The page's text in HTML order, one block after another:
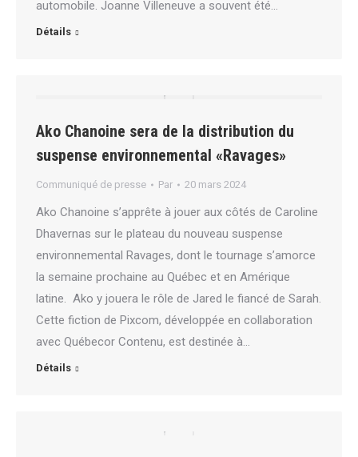
automobile. Joanne Villeneuve a souvent été…
Détails
Ako Chanoine sera de la distribution du
suspense environnemental «Ravages»
Communiqué de presse Par 20 mars 2024
Ako Chanoine s’apprête à jouer aux côtés de Caroline
Dhavernas sur le plateau du nouveau suspense
environnemental Ravages, dont le tournage s’amorce
la semaine prochaine au Québec et en Amérique
latine. Ako y jouera le rôle de Jared le fiancé de Sarah.
Cette fiction de Pixcom, développée en collaboration
avec Québecor Contenu, est destinée à…
Détails